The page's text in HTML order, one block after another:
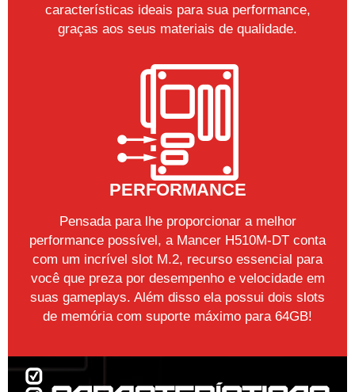
características ideais para sua performance,
graças aos seus materiais de qualidade.
PERFORMANCE
Pensada para lhe proporcionar a melhor
performance possível, a Mancer H510M-DT conta
com um incrível slot M.2, recurso essencial para
você que preza por desempenho e velocidade em
suas gameplays. Além disso ela possui dois slots
de memória com suporte máximo para 64GB!